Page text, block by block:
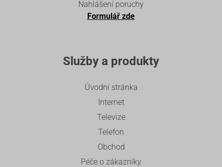
Nahlášení poruchy
Formulář zde
Služby a produkty
Úvodní stránka
Internet
Televize
Telefon
Obchod
Péče o zákazníky